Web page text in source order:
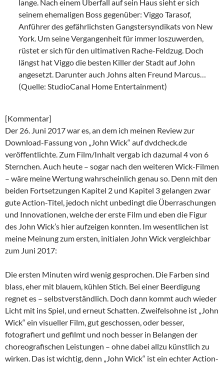
lange. Nach einem Überfall auf sein Haus sieht er sich
seinem ehemaligen Boss gegenüber: Viggo Tarasof,
Anführer des gefährlichsten Gangstersyndikats von New
York. Um seine Vergangenheit für immer loszuwerden,
rüstet er sich für den ultimativen Rache-Feldzug. Doch
längst hat Viggo die besten Killer der Stadt auf John
angesetzt. Darunter auch Johns alten Freund Marcus…
(Quelle: StudioCanal Home Entertainment)
[Kommentar]
Der 26. Juni 2017 war es, an dem ich meinen Review zur
Download-Fassung von „John Wick“ auf dvdcheck.de
veröffentlichte. Zum Film/Inhalt vergab ich dazumal 4 von 6
Sternchen. Auch heute – sogar nach den weiteren Wick-Filmen
– wäre meine Wertung wahrscheinlich genau so. Denn mit den
beiden Fortsetzungen Kapitel 2 und Kapitel 3 gelangen zwar
gute Action-Titel, jedoch nicht unbedingt die Überraschungen
und Innovationen, welche der erste Film und eben die Figur
des John Wick’s hier aufzeigen konnten. Im wesentlichen ist
meine Meinung zum ersten, initialen John Wick vergleichbar
zum Juni 2017:
Die ersten Minuten wird wenig gesprochen. Die Farben sind
blass, eher mit blauem, kühlen Stich. Bei einer Beerdigung
regnet es – selbstverständlich. Doch dann kommt auch wieder
Licht mit ins Spiel, und erneut Schatten. Zweifelsohne ist „John
Wick“ ein visueller Film, gut geschossen, oder besser,
fotografiert und gefilmt und noch besser in Belangen der
choreografischen Leistungen – ohne dabei allzu künstlich zu
wirken. Das ist wichtig, denn „John Wick“ ist ein echter Action-